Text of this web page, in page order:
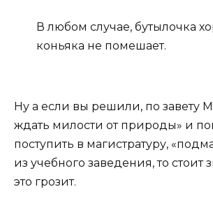
В любом случае, бутылочка
коньяка не помешает.
Ну а если вы решили, по завету
ждать милости от природы» и
поступить в магистратуру,
из учебного заведения, то стоит
это грозит.